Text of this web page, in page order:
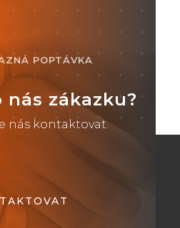
POPTÁVKA
nás zákazku?
nás kontaktovat.